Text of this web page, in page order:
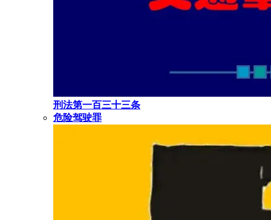
刑法第一百三十三条
危险驾驶罪